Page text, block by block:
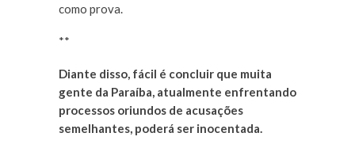
como prova.
**
Diante disso, fácil é concluir que muita
gente da Paraíba, atualmente enfrentando
processos oriundos de acusações
semelhantes, poderá ser inocentada.